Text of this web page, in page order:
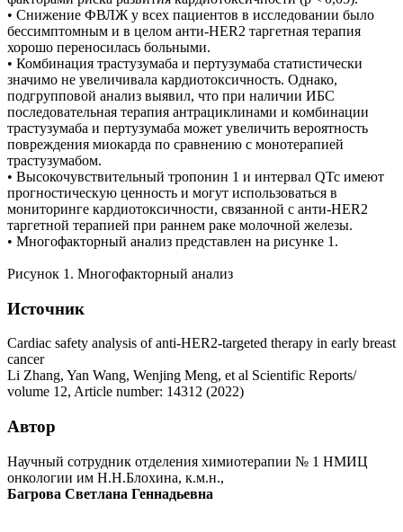
• Снижение ФВЛЖ у всех пациентов в исследовании было
бессимптомным и в целом анти-HER2 таргетная терапия
хорошо переносилась больными.
• Комбинация трастузумаба и пертузумаба статистически
значимо не увеличивала кардиотоксичность. Однако,
подгрупповой анализ выявил, что при наличии ИБС
последовательная терапия антрациклинами и комбинации
трастузумаба и пертузумаба может увеличить вероятность
повреждения миокарда по сравнению с монотерапией
трастузумабом.
• Высокочувствительный тропонин 1 и интервал QTc имеют
прогностическую ценность и могут использоваться в
мониторинге кардиотоксичности, связанной с анти-HER2
таргетной терапией при раннем раке молочной железы.
• Многофакторный анализ представлен на рисунке 1.
Рисунок 1. Многофакторный анализ
Источник
Cardiac safety analysis of anti-HER2-targeted therapy in early breast
cancer
Li Zhang, Yan Wang, Wenjing Meng, et al Scientific Reports/
volume 12, Article number: 14312 (2022)
Автор
Научный сотрудник отделения химиотерапии № 1 НМИЦ
онкологии им Н.Н.Блохина, к.м.н.,
Багрова Светлана Геннадьевна